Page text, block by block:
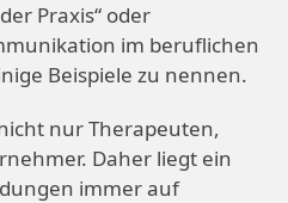
Praxis“ oder
im beruflichen
Beispiele zu nennen.
nur Therapeuten,
Daher liegt ein
immer auf